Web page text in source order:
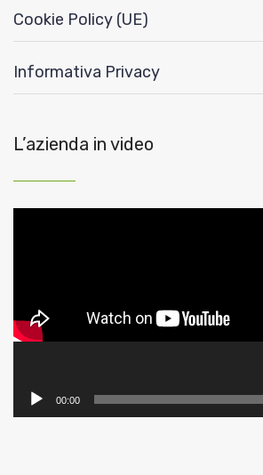
Cookie Policy (UE)
Informativa Privacy
L’azienda in video
00:00